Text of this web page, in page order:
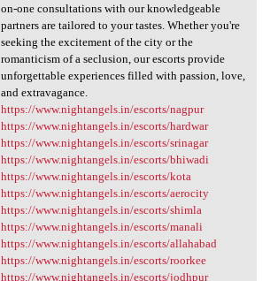
on-one consultations with our knowledgeable
partners are tailored to your tastes. Whether you're
seeking the excitement of the city or the
romanticism of a seclusion, our escorts provide
unforgettable experiences filled with passion, love,
and extravagance.
https://www.nightangels.in/escorts/nagpur
https://www.nightangels.in/escorts/hardwar
https://www.nightangels.in/escorts/srinagar
https://www.nightangels.in/escorts/bhiwadi
https://www.nightangels.in/escorts/kota
https://www.nightangels.in/escorts/aerocity
https://www.nightangels.in/escorts/shimla
https://www.nightangels.in/escorts/manali
https://www.nightangels.in/escorts/allahabad
https://www.nightangels.in/escorts/roorkee
https://www.nightangels.in/escorts/jodhpur